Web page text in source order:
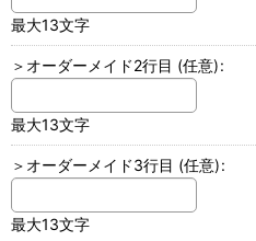
最大13文字
＞オーダーメイド2行目 (任意):
最大13文字
＞オーダーメイド3行目 (任意):
最大13文字